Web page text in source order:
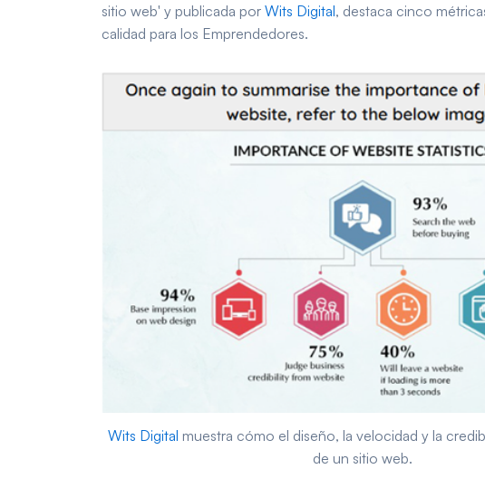
sitio web' y publicada por Wits Digital, destaca cinco
calidad para los Emprendedores.
Wits Digital muestra cómo el diseño, la velocidad y la
de un sitio web.